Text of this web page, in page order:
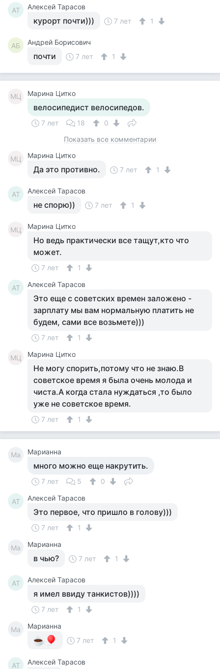
АТ Алексей Тарасов
курорт почти))) 7 лет 1
АБ Андрей Борисович
почти 7 лет 1
МЦ Марина Цитко
велосипедист велосипедов.
7 лет 18
0
Показать все комментарии
МЦ Марина Цитко
Да это противно. 7 лет 1
АТ Алексей Тарасов
не спорю)) 7 лет 1
МЦ Марина Цитко
Но ведь практически все тащут,кто что
может.
7 лет 1
АТ Алексей Тарасов
Это еще с советских времен заложено -
зарплату мы вам нормальную платить не
будем, сами все возьмете)))
7 лет 1
МЦ Марина Цитко
Не могу спорить,потому что не знаю.В
советское время я была очень молода и
чиста.А когда стала нуждаться ,то было
уже не советское время.
7 лет 1
Ма Марианна
много можно еще накрутить.
7 лет 5 0
АТ Алексей Тарасов
Это первое, что пришло в голову)))
7 лет 1
Ма Марианна
в чью? 7 лет 1
АТ Алексей Тарасов
я имел ввиду танкистов))))
7 лет 1
Ма
Марианна
7 лет
1
АТ Алексей Тарасов